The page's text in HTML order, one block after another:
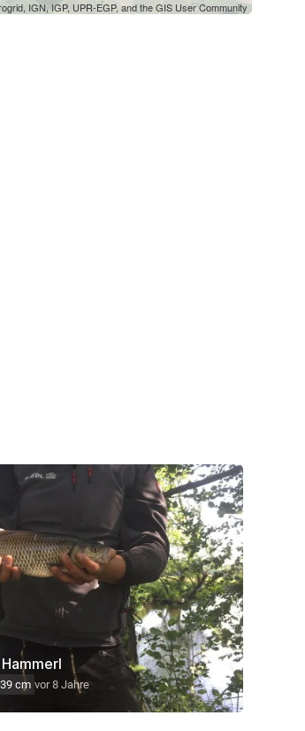
IGN, IGP, UPR-EGP, and the GIS User Community
39 cm vor 8 Jahre